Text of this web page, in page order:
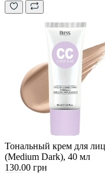
Тональный крем для
(Medium Dark), 40 мл
130.00 грн